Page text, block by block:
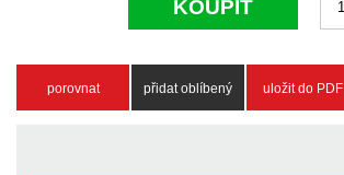
KOUPIT
porovnat přidat oblíbený uložit do PDF